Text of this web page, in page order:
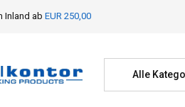
Inland ab EUR 250,00
Alle